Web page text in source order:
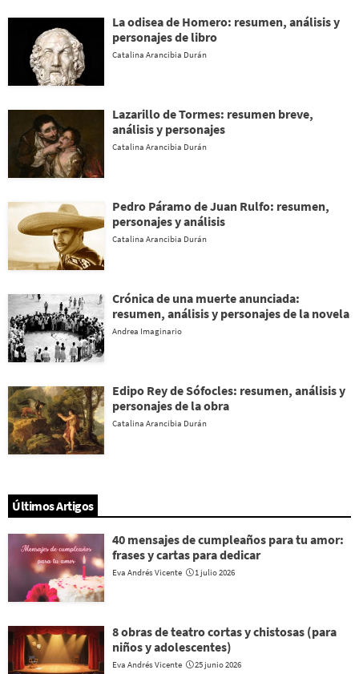
La odisea de Homero: resumen, análisis y
personajes de libro
Catalina Arancibia Durán
Lazarillo de Tormes: resumen breve,
análisis y personajes
Catalina Arancibia Durán
Pedro Páramo de Juan Rulfo: resumen,
personajes y análisis
Catalina Arancibia Durán
Crónica de una muerte anunciada:
resumen, análisis y personajes de la novela
Andrea Imaginario
Edipo Rey de Sófocles: resumen, análisis y
personajes de la obra
Catalina Arancibia Durán
Últimos Artigos
40 mensajes de cumpleaños para tu amor:
frases y cartas para dedicar
Eva Andrés Vicente 1 julio 2026
8 obras de teatro cortas y chistosas (para
niños y adolescentes)
Eva Andrés Vicente 25 junio 2026